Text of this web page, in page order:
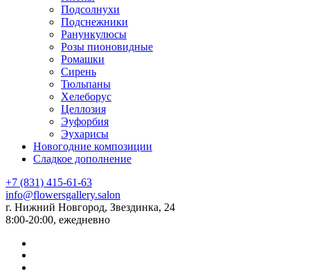
Подсолнухи
Подснежники
Ранункулюсы
Розы пионовидные
Ромашки
Сирень
Тюльпаны
Хелеборус
Целлозия
Эуфорбия
Эухарисы
Новогодние композиции
Сладкое дополнение
+7 (831) 415-61-63
info@flowersgallery.salon
г. Нижний Новгород, Звездинка, 24
8:00-20:00, ежедневно